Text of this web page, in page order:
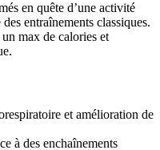
en quête d’une activité
entraînements classiques.
max de calories et
et amélioration de
à des enchaînements